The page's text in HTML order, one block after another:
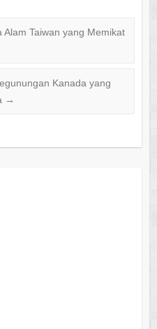
Taiwan yang Memikat
Kanada yang
→